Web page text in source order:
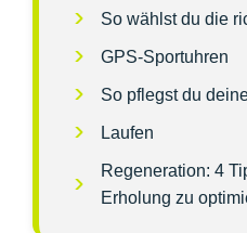
So wählst du die
GPS-Sportuhren
So pflegst du
Laufen
Regeneration: 4
Erholung zu